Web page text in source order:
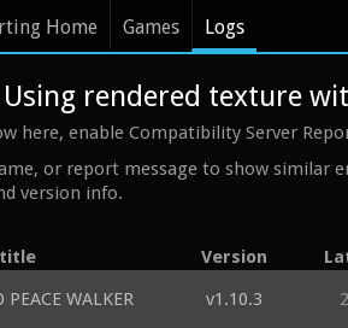
Home Games Logs
Using rendered texture
here, enable Compatibility Server
or report message to show similar
version info.
title Version
PEACE WALKER
v1.10.3